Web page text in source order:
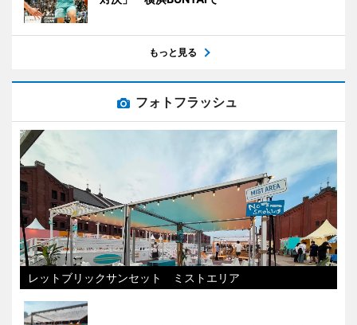
もっと見る
フォトフラッシュ
レットブリックサンセット ミストエリア